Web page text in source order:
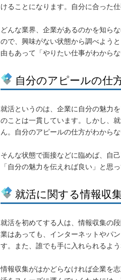
けることになります。自分に合った
どんな業界、企業があるのかを知ら
ので、興味がない状態から調べよう
由もあって「やりたい仕事がわから
自分のアピールの仕
就活というのは、企業に自分の魅力
のことは一貫しています。しかし、
ん。自分のアピールの仕方がわから
そんな状態で面接などに臨めば、自
「自分の魅力を伝えれば良い」と思
就活に関する情報収
就活を初めてする人は、情報収集の
業はあっても、インターネットやパ
す。また、誰でも手に入れられるよ
情報収集がはかどらなければ企業を